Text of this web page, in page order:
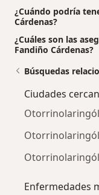
¿Cuándo podría
Cárdenas?
¿Cuáles son las
Fandiño Cárdenas?
Búsquedas
Ciudades
Enfermedades